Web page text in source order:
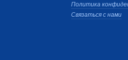
Политика
Связаться с нами